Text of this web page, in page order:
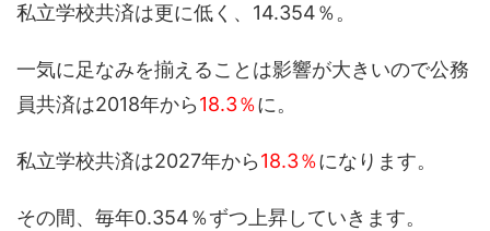
私立学校共済は更に低く、14.354％。
一気に足なみを揃えることは影響が大きいので公務
員共済は2018年から18.3％に。
私立学校共済は2027年から18.3％になります。
その間、毎年0.354％ずつ上昇していきます。